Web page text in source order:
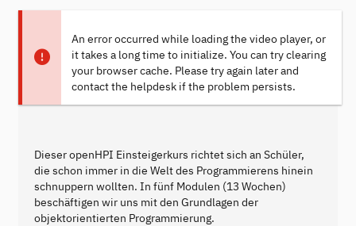
An error occurred while loading the video player, or
it takes a long time to initialize. You can try clearing
your browser cache. Please try again later and
contact the helpdesk if the problem persists.
Dieser openHPI Einsteigerkurs richtet sich an Schüler,
die schon immer in die Welt des Programmierens hinein
schnuppern wollten. In fünf Modulen (13 Wochen)
beschäftigen wir uns mit den Grundlagen der
objektorientierten Programmierung.